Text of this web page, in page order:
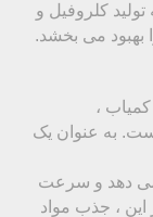
کلروفیل و
می بخشد.
حاوی 62 عنصر کمیاب ،
به عنوان یک
می دهد و سرعت
این ، جذب مواد